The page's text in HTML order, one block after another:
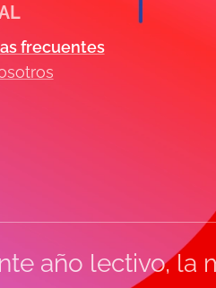
frecuentes
año lectivo, la